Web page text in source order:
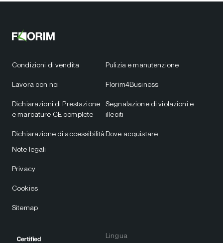
Condizioni di vendita
Lavora con noi
Dichiarazioni di Prestazione
e marcature CE complete
Dichiarazione di accessibilità
Pulizia e manutenzione
Florim4Business
Segnalazione di violazioni e
illeciti
Dove acquistare
Note legali
Privacy
Cookies
Sitemap
Lingua